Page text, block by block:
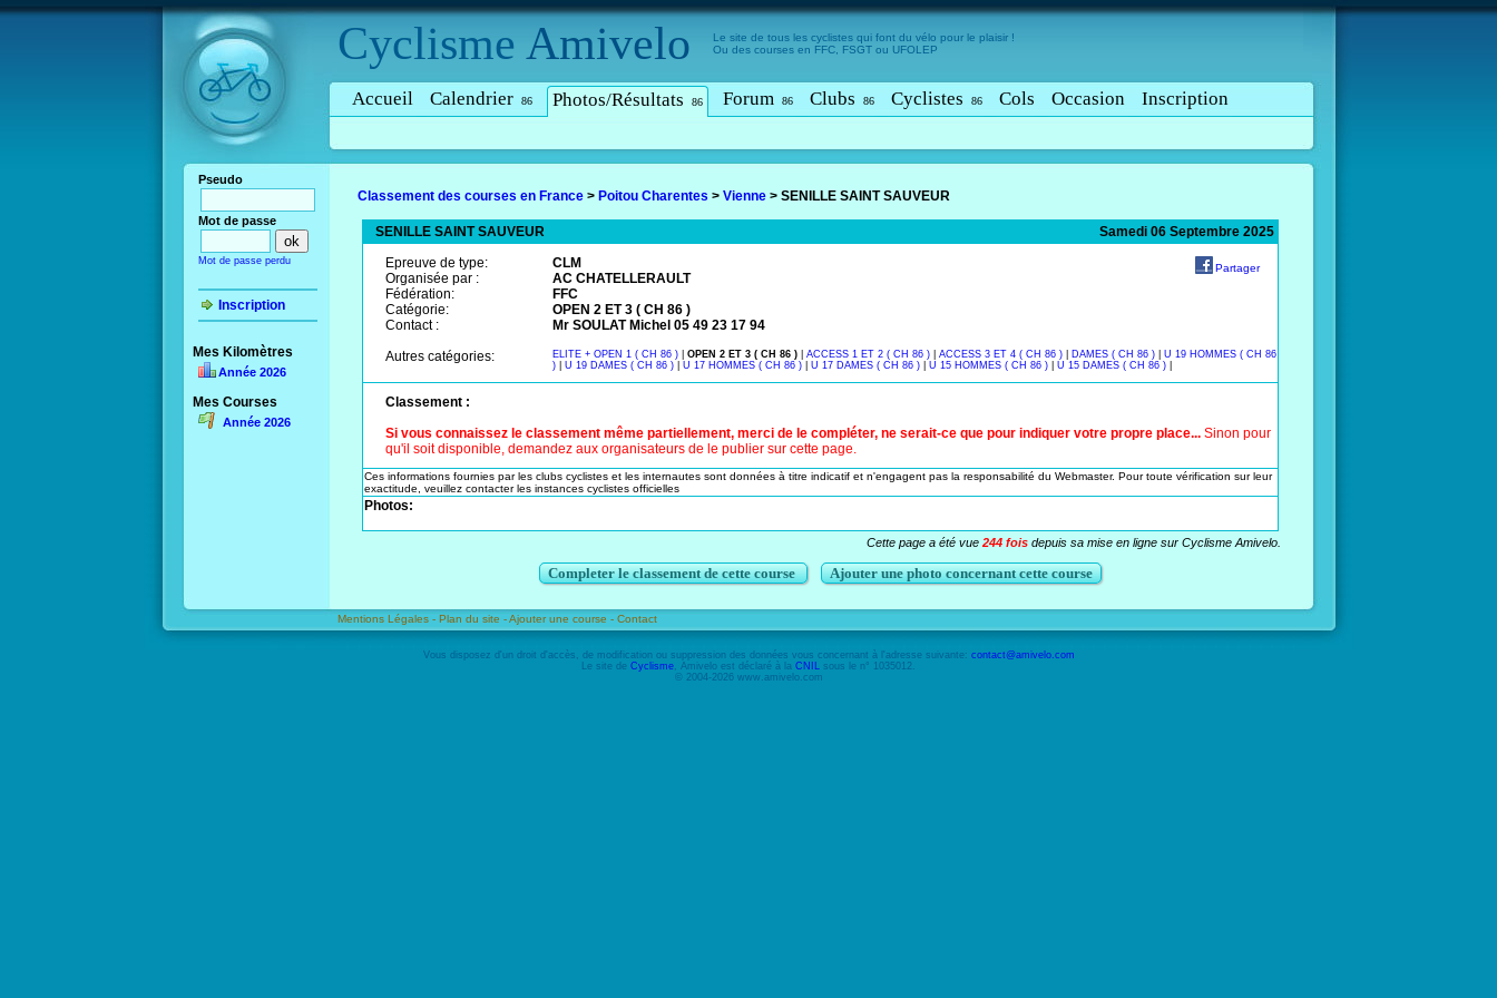
Cyclisme Amivelo
Le site de tous les cyclistes qui font du vélo pour le plaisir !
Ou des courses en FFC, FSGT ou UFOLEP
Accueil Calendrier 86 Photos/Résultats 86 Forum 86 Clubs 86 Cyclistes 86 Cols Occasion Inscription
Pseudo
Mot de passe
Mot de passe perdu
Inscription
Mes Kilomètres
Année 2026
Mes Courses
Année 2026
Classement des courses en France > Poitou Charentes > Vienne > SENILLE SAINT SAUVEUR
SENILLE SAINT SAUVEUR Samedi 06 Septembre 2025
Partager
Epreuve de type:
CLM
Organisée par :
AC CHATELLERAULT
Fédération:
FFC
Catégorie:
OPEN 2 ET 3 ( CH 86 )
Contact :
Mr SOULAT Michel 05 49 23 17 94
Autres catégories:
ELITE + OPEN 1 ( CH 86 ) OPEN 2 ET 3 ( CH 86 ) ACCESS 1 ET 2 ( CH 86 ) ACCESS 3 ET 4 ( CH 86 ) DAMES ( CH 86 )
U 19 HOMMES ( CH 86
)
U 19 DAMES ( CH 86 ) U 17 HOMMES ( CH 86 ) U 17 DAMES ( CH 86 ) U 15 HOMMES ( CH 86 ) U 15 DAMES ( CH 86 )
Classement :
Si vous connaissez le classement même partiellement, merci de le compléter, ne serait-ce que pour indiquer votre propre place... Sinon pour
qu'il soit disponible, demandez aux organisateurs de le publier sur cette page.
Ces informations fournies par les clubs cyclistes et les internautes sont données à titre indicatif et n'engagent pas la responsabilité du Webmaster. Pour toute vérification sur leur
exactitude, veuillez contacter les instances cyclistes officielles
Photos:
Cette page a été vue 244 fois depuis sa mise en ligne sur Cyclisme Amivelo.
Completer le classement de cette course Ajouter une photo concernant cette course
Mentions Légales - Plan du site -Ajouter une course - Contact
Vous disposez d'un droit d'accès, de modification ou suppression des données vous concernant à l'adresse suivante: contact@amivelo.com
Le site de Cyclisme, Amivelo est déclaré à la CNIL sous le n° 1035012.
© 2004-2026 www.amivelo.com